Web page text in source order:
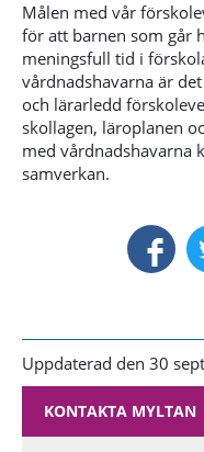
Målen med vår
för att barnen som går
meningsfull tid i
vårdnadshavarna är
och lärarledd
skollagen, läroplanen
med vårdnadshavarna
samverkan.
Uppdaterad den 30
KONTAKTA MYLTAN